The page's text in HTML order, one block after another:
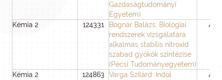
Gazdaságtudományi
Egyetem)
Kémia 2 124331
Bognár Balázs: Biológiai
rendszerek vizsgálatára
alkalmas stabilis nitroxid
szabad gyökök szintézise
(Pécsi Tudományegyetem)
48
Kémia 2 124863
Varga Szilárd: Indol
48